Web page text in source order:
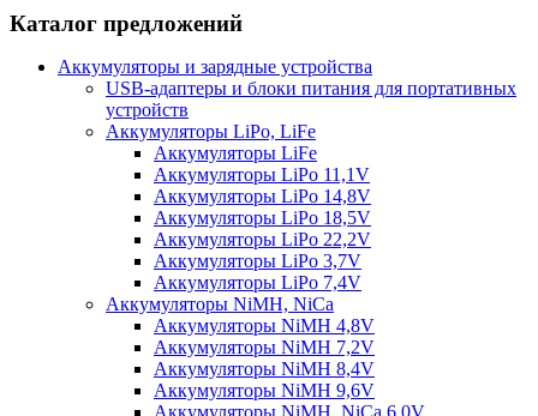
Каталог предложений
Аккумуляторы и зарядные устройства
USB-адаптеры и блоки питания для портативных
устройств
Аккумуляторы LiPo, LiFe
Аккумуляторы LiFe
Аккумуляторы LiPo 11,1V
Аккумуляторы LiPo 14,8V
Аккумуляторы LiPo 18,5V
Аккумуляторы LiPo 22,2V
Аккумуляторы LiPo 3,7V
Аккумуляторы LiPo 7,4V
Аккумуляторы NiMH, NiCa
Аккумуляторы NiMH 4,8V
Аккумуляторы NiMH 7,2V
Аккумуляторы NiMH 8,4V
Аккумуляторы NiMH 9,6V
Аккумуляторы NiMH, NiCa 6,0V